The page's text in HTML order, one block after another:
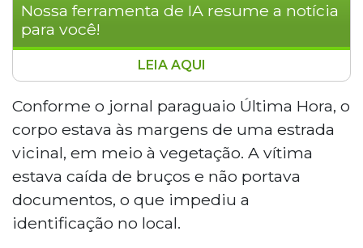
Nossa ferramenta de IA resume a notícia
para você!
Homem foi encontrado morto com
marcas de tiros e um bilhete assinado por
"Justiceiros da Fronteira" na região de
Cerro Corai, próximo a Pedro Juan
Caballero, município na fronteira com
Ponta Porã, no Paraguai. O corpo estava
às margens de uma estrada de terra, sem
documentos. A mensagem dizia
LEIA AQUI
Conforme o jornal paraguaio Última Hora, o
corpo estava às margens de uma estrada
vicinal, em meio à vegetação. A vítima
estava caída de bruços e não portava
documentos, o que impediu a
identificação no local.